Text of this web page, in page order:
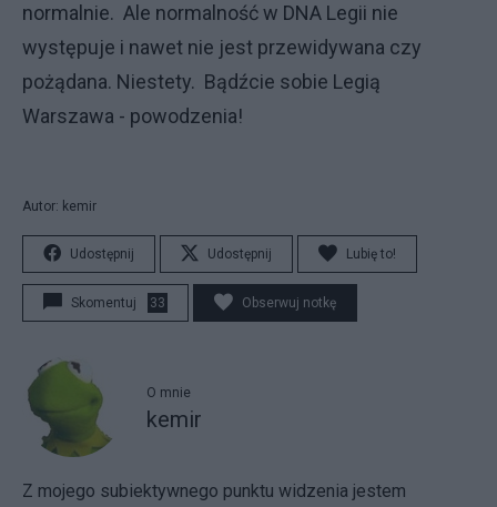
normalnie. Ale normalność w DNA Legii nie
występuje i nawet nie jest przewidywana czy
pożądana. Niestety. Bądźcie sobie Legią
Warszawa - powodzenia!
Autor: kemir
Udostępnij Udostępnij Lubię to!
Skomentuj 33 Obserwuj notkę
O mnie
kemir
Z mojego subiektywnego punktu widzenia jestem